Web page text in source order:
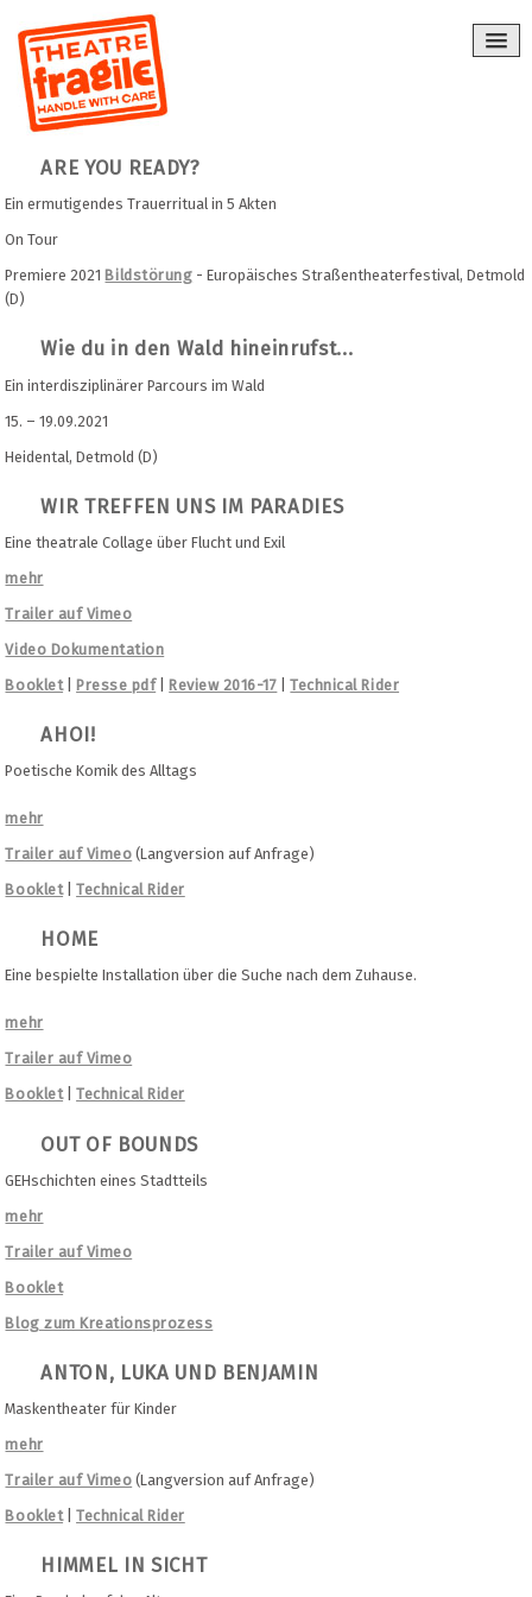
ARE YOU READY?
Ein ermutigendes Trauerritual in 5 Akten
On Tour
Premiere 2021 Bildstörung - Europäisches Straßentheaterfestival, Detmold
(D)
Wie du in den Wald hineinrufst...
Ein interdisziplinärer Parcours im Wald
15. – 19.09.2021
Heidental, Detmold (D)
WIR TREFFEN UNS IM PARADIES
Eine theatrale Collage über Flucht und Exil
mehr
Trailer auf Vimeo
Video Dokumentation
Booklet| Presse pdf| Review 2016-17 |Technical Rider
AHOI!
Poetische Komik des Alltags
mehr
Trailer auf Vimeo (Langversion auf Anfrage)
Booklet|Technical Rider
HOME
Eine bespielte Installation über die Suche nach dem Zuhause.
mehr
Trailer auf Vimeo
Booklet|Technical Rider
OUT OF BOUNDS
GEHschichten eines Stadtteils
mehr
Trailer auf Vimeo
Booklet
Blog zum Kreationsprozess
ANTON, LUKA UND BENJAMIN
Maskentheater für Kinder
mehr
Trailer auf Vimeo (Langversion auf Anfrage)
Booklet|Technical Rider
HIMMEL IN SICHT